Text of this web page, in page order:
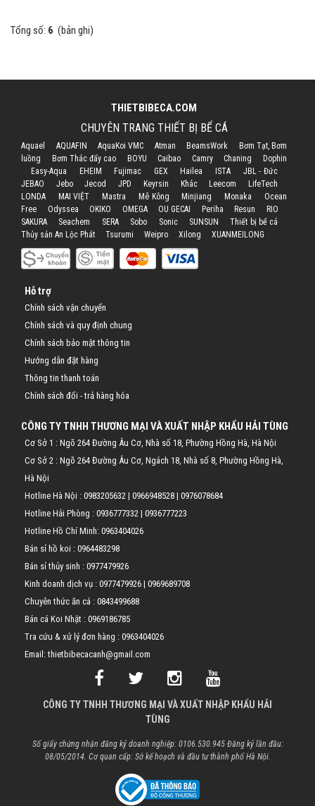
Tổng số: 6 (bản ghi)
THIETBIBECA.COM
CHUYÊN TRANG THIẾT BỊ BỂ CÁ
Aquael AQUAFIN AquaKoi VMC Atman BeamsWork
Bơm Tạt, Bơm
luồng
Bơm Thác đẩy cao BOYU Caibao Camry Chaning
Dophin
Easy-Aqua
EHEIM Fujimac GEX Hailea ISTA
JBL - Đức
JEBAO
Jebo Jecod JPD Keyrsin Khác Leecom
LifeTech
LONDA
MAI VIỆT Mastra Mê Kông Minjiang Monaka
Ocean
Free
Odyssea OKIKO OMEGA OU GECAI Periha Resun
RIO
SAKURA
Seachem SERA Sobo Sonic SUNSUN
Thiết bị bể cá
Thủy sản An Lộc Phát
Tsurumi Weipro Xilong XUANMEILONG
Hỗ trợ
Chính sách vận chuyển
Chính sách và quy định chung
Chính sách bảo mật thông tin
Hướng dẫn đặt hàng
Thông tin thanh toán
Chính sách đổi - trả hàng hóa
CÔNG TY TNHH THƯƠNG MẠI VÀ XUẤT NHẬP KHẨU HẢI TÙNG
Cơ Sở 1 : Ngõ 264 Đường Âu Cơ, Nhà số 18, Phường Hồng Hà, Hà Nội
Cơ Sở 2 : Ngõ 264 Đường Âu Cơ, Ngách 18, Nhà số 8, Phường Hồng Hà,
Hà Nội
Hotline Hà Nội : 0983205632 | 0966948528 | 0976078684
Hotline Hải Phòng : 0936777332 | 0936777223
Hotline Hồ Chí Minh: 0963404026
Bán sỉ hồ koi : 0964483298
Bán sỉ thủy sinh : 0977479926
Kinh doanh dịch vụ : 0977479926 | 0969689708
Chuyên thức ăn cá : 0843499688
Bán cá Koi Nhật : 0969186785
Tra cứu & xử lý đơn hàng : 0963404026
Email: thietbibecacanh@gmail.com
CÔNG TY TNHH THƯƠNG MẠI VÀ XUẤT NHẬP KHẨU HẢI
TÙNG
Số giấy chứng nhận đăng ký doanh nghiệp: 0106.530.945 Đăng ký lần đầu:
08/05/2014. Cơ quan cấp: Sở kế hoạch và đầu tư thành phố Hà Nội.